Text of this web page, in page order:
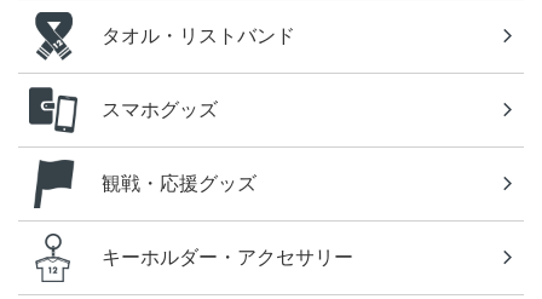
タオル・リストバンド
スマホグッズ
観戦・応援グッズ
キーホルダー・アクセサリー